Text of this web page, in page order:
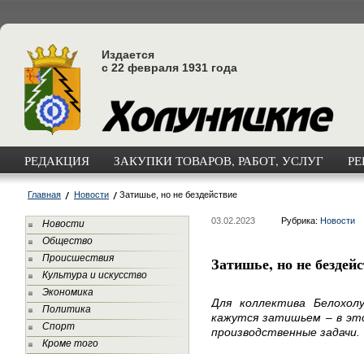
Издается
с 22 февраля 1931 года
РЕДАКЦИЯ ЗАКУПКИ ТОВАРОВ, РАБОТ, УСЛУГ
Главная Новости Затишье, но не бездействие
Новости
Общество
Происшествия
Культура и искусство
Экономика
Политика
Спорт
Кроме того
03.02.2023 Рубрика: Новости
Затишье, но не
Для коллектива
кажутся затишьем – в
производственные задачи.